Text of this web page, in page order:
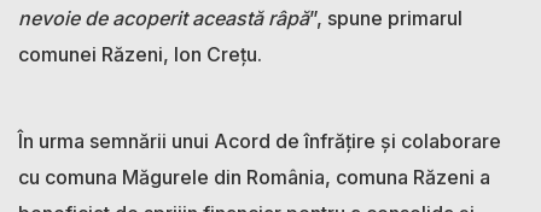
nevoie de acoperit această râpă”, spune primarul
comunei Răzeni, Ion Crețu.
În urma semnării unui Acord de înfrățire și colaborare
cu comuna Măgurele din România, comuna Răzeni a